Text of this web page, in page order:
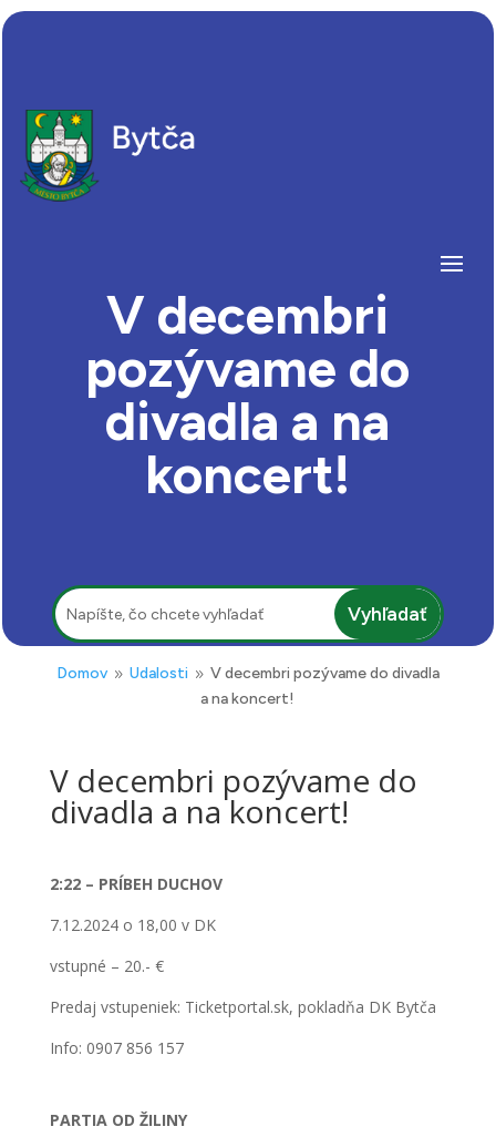
V decembri
pozývame do
divadla a na
koncert!
Hľadať:
Domov 9 Udalosti 9 V decembri pozývame do divadla
a na koncert!
V decembri pozývame do
divadla a na koncert!
2:22 – PRÍBEH DUCHOV
7.12.2024 o 18,00 v DK
vstupné – 20.- €
Predaj vstupeniek: Ticketportal.sk, pokladňa DK Bytča
Info: 0907 856 157
PARTIA OD ŽILINY